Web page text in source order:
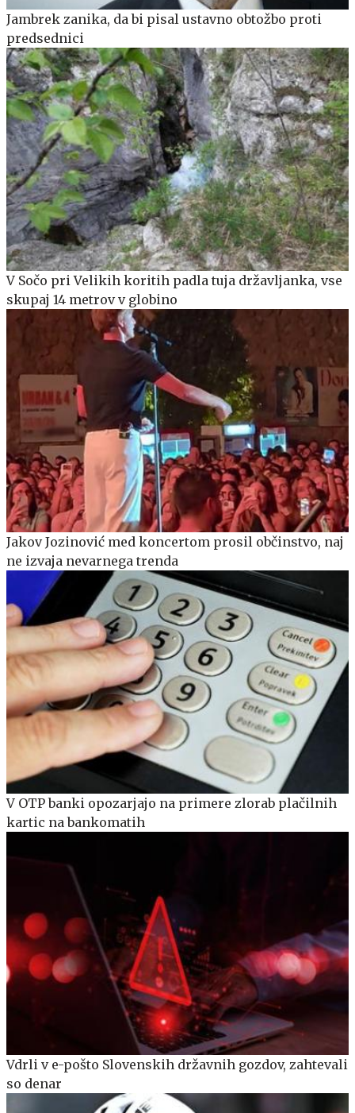
Jambrek zanika, da bi pisal ustavno obtožbo proti
predsednici
V Sočo pri Velikih koritih padla tuja državljanka, vse
skupaj 14 metrov v globino
Jakov Jozinović med koncertom prosil občinstvo, naj
ne izvaja nevarnega trenda
V OTP banki opozarjajo na primere zlorab plačilnih
kartic na bankomatih
Vdrli v e-pošto Slovenskih državnih gozdov, zahtevali
so denar